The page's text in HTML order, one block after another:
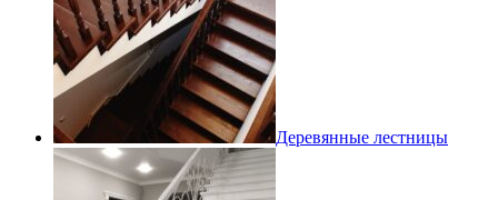
Деревянные лестницы